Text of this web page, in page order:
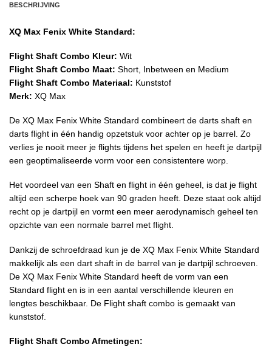
BESCHRIJVING
XQ Max Fenix White Standard:
Flight Shaft Combo Kleur: Wit
Flight Shaft Combo Maat: Short, Inbetween en Medium
Flight Shaft Combo Materiaal: Kunststof
Merk: XQ Max
De XQ Max Fenix White Standard combineert de darts shaft en
darts flight in één handig opzetstuk voor achter op je barrel. Zo
verlies je nooit meer je flights tijdens het spelen en heeft je dartpijl
een geoptimaliseerde vorm voor een consistentere worp.
Het voordeel van een Shaft en flight in één geheel, is dat je flight
altijd een scherpe hoek van 90 graden heeft. Deze staat ook altijd
recht op je dartpijl en vormt een meer aerodynamisch geheel ten
opzichte van een normale barrel met flight.
Dankzij de schroefdraad kun je de XQ Max Fenix White Standard
makkelijk als een dart shaft in de barrel van je dartpijl schroeven.
De XQ Max Fenix White Standard heeft de vorm van een
Standard flight en is in een aantal verschillende kleuren en
lengtes beschikbaar. De Flight shaft combo is gemaakt van
kunststof.
Flight Shaft Combo Afmetingen: